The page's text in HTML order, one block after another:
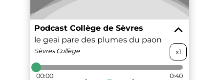
Podcast Collège de Sèvres
le geai pare des plumes du paon
Sèvres Collège x1
00:00 0:40